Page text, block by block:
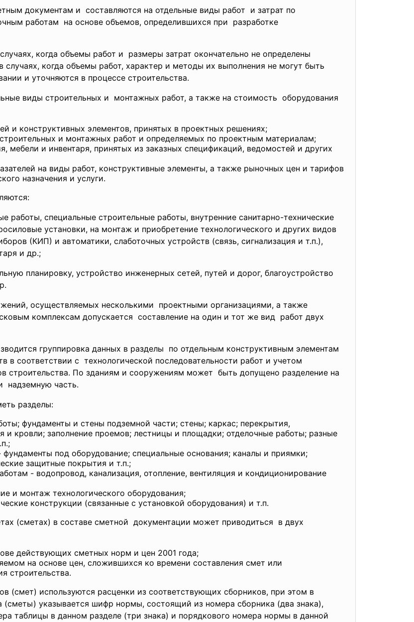
документам и составляются на отдельные виды работ и затрат по
работам на основе объемов, определившихся при разработке
когда объемы работ и размеры затрат окончательно не определены
когда объемы работ, характер и методы их выполнения не могут быть
и уточняются в процессе строительства.
виды строительных и монтажных работ, а также на стоимость оборудования
и конструктивных элементов, принятых в проектных решениях;
и монтажных работ и определяемых по проектным материалам;
мебели и инвентаря, принятых из заказных спецификаций, ведомостей и других
на виды работ, конструктивные элементы, а также рыночных цен и тарифов
назначения и услуги.
работы, специальные строительные работы, внутренние санитарно-технические
установки, на монтаж и приобретение технологического и других видов
(КИП) и автоматики, слаботочных устройств (связь, сигнализация и т.п.),
и др.;
планировку, устройство инженерных сетей, путей и дорог, благоустройство
осуществляемых несколькими проектными организациями, а также
комплексам допускается составление на один и тот же вид работ двух
группировка данных в разделы по отдельным конструктивным элементам
в соответствии с технологической последовательности работ и учетом
строительства. По зданиям и сооружениям может быть допущено разделение на
надземную часть.
разделы:
фундаменты и стены подземной части; стены; каркас; перекрытия,
и кровли; заполнение проемов; лестницы и площадки; отделочные работы; разные
под оборудование; специальные основания; каналы и приямки;
защитные покрытия и т.п.;
- водопровод, канализация, отопление, вентиляция и кондиционирование
и монтаж технологического оборудования;
конструкции (связанные с установкой оборудования) и т.п.
(сметах) в составе сметной документации может приводиться в двух
действующих сметных норм и цен 2001 года;
на основе цен, сложившихся ко времени составления смет или
строительства.
(смет) используются расценки из соответствующих сборников, при этом в
(сметы) указывается шифр нормы, состоящий из номера сборника (два знака),
таблицы в данном разделе (три знака) и порядкового номера нормы в данной